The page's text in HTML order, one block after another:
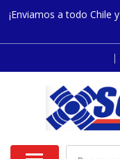
¡Enviamos a todo Chile
|